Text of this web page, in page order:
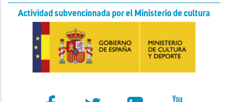
Actividad subvencionada por el Ministerio de cultura